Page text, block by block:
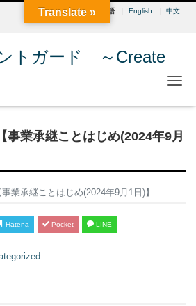
日本語 English
中文
トガード ～Create
事業承継ことはじめ(2024年9月
業承継ことはじめ(2024年9月1日)】
Hatena Pocket LINE
Translate »